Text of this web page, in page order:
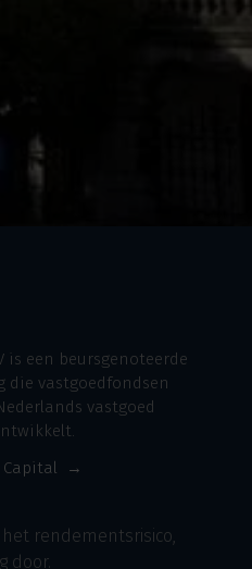
is een beursgenoteerde
die vastgoedfondsen
vastgoed
Capital
rendementsrisico,
door.